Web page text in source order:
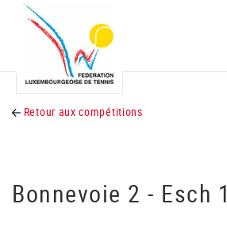
Retour aux compétitions
Bonnevoie 2 - Esch 1